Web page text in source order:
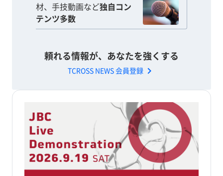
材、手技動画など独自コン
テンツ多数
頼れる情報が、あなたを強くする
TCROSS NEWS 会員登録 chevron_right